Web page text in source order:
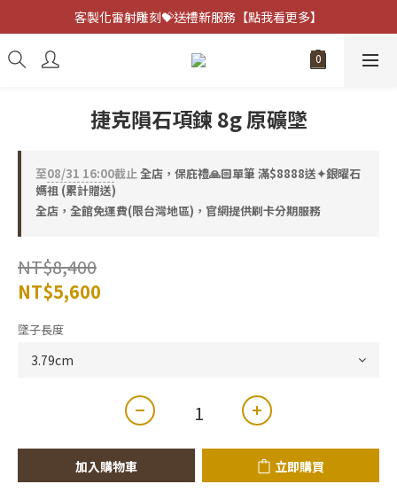
客製化雷射雕刻💝送禮新服務【點我看更多】
客製化雷射雕刻💝送禮新服務【點我看更多】
避邪防小人⚡指定黑曜石 任選兩件75折
捷克隕石項鍊 8g 原礦墜
至08/31 16:00截止全店，保庇禮🙏🏻單筆 滿$8888送✦銀曜石
媽祖 (累計贈送)
全店，全館免運費(限台灣地區)，官網提供刷卡分期服務
NT$8,400
NT$5,600
墜子長度
加入購物車 立即購買